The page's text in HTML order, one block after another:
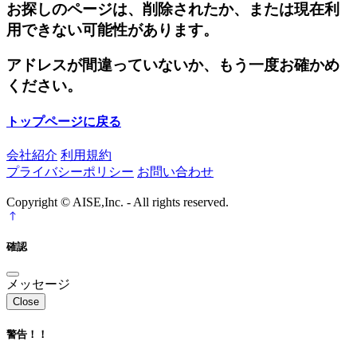
お探しのページは、削除されたか、または現在利
用できない可能性があります。
アドレスが間違っていないか、もう一度お確かめ
ください。
トップページに戻る
会社紹介 利用規約
プライバシーポリシー お問い合わせ
Copyright © AISE,Inc. - All rights reserved.
確認
メッセージ
Close
警告！！